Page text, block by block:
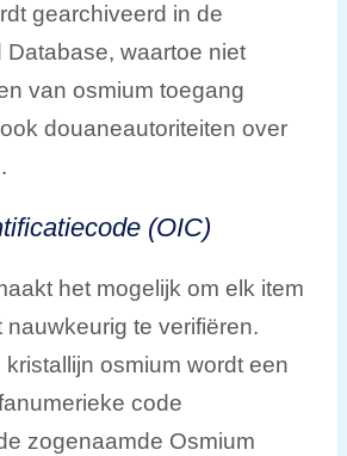
gearchiveerd in de
Database, waartoe niet
van osmium toegang
douaneautoriteiten over
(OIC)
het mogelijk om elk item
te verifiëren.
osmium wordt een
code
zogenaamde Osmium